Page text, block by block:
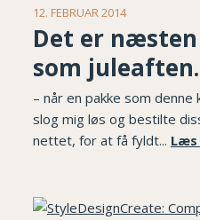
12. FEBRUAR 2014
Det er
som
– når en pakke som
slog mig løs og bestilte
nettet, for at få fyldt... Læs